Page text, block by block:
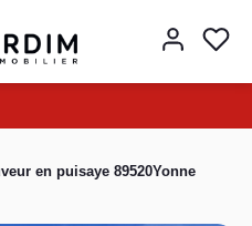
en puisaye 89520Yonne